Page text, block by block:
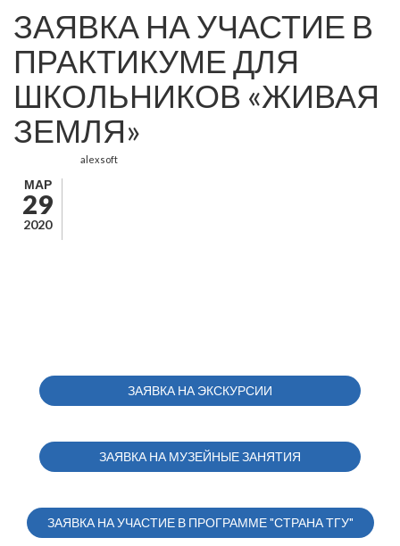
ЗАЯВКА НА УЧАСТИЕ В
ПРАКТИКУМЕ ДЛЯ
ШКОЛЬНИКОВ «ЖИВАЯ
ЗЕМЛЯ»
МАР
29
2020
alexsoft
ЗАЯВКА НА ЭКСКУРСИИ
ЗАЯВКА НА МУЗЕЙНЫЕ ЗАНЯТИЯ
ЗАЯВКА НА УЧАСТИЕ В ПРОГРАММЕ "СТРАНА ТГУ"